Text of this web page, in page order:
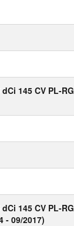
145 CV PL-RG
145 CV PL-RG
- 09/2017)